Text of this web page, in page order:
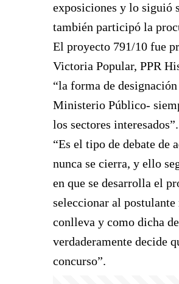
exposiciones y lo siguió
también participó la
El proyecto 791/10 fue
Victoria Popular, PPR
“la forma de
Ministerio Público-
los sectores interesados”.
“Es el tipo de debate de
nunca se cierra, y ello
en que se desarrolla el
seleccionar al
conlleva y como dicha
verdaderamente decide
concurso”.